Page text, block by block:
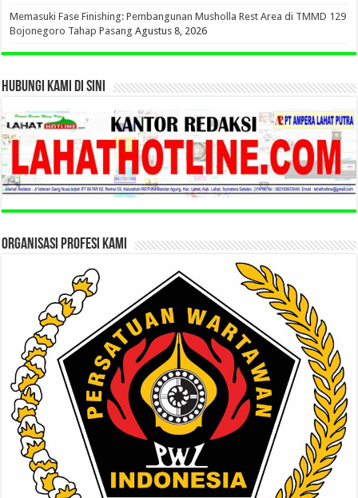
Memasuki Fase Finishing: Pembangunan Musholla Rest Area di TMMD 129
Bojonegoro Tahap Pasang Agustus 8, 2026
HUBUNGI KAMI DI SINI
ORGANISASI PROFESI KAMI